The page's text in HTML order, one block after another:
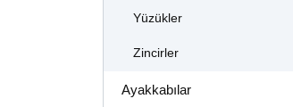
Yüzükler
Zincirler
Ayakkabılar